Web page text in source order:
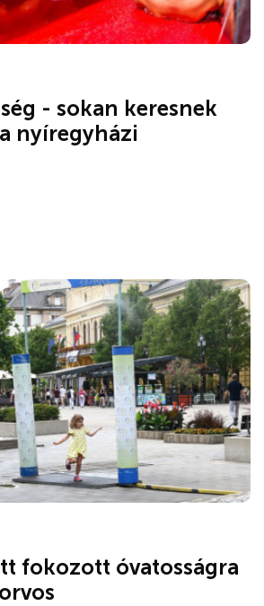
- sokan keresnek
nyíregyházi
fokozott óvatosságra